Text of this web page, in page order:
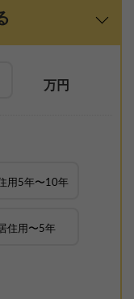
万円
用 5年〜10年
住用 〜5年